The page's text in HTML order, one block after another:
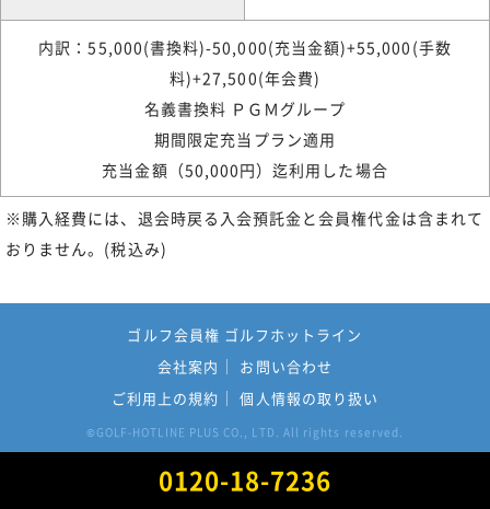
内訳：55,000(書換料)-50,000(充当金額)+55,000(手数
料)+27,500(年会費)
名義書換料 ＰＧＭグループ
期間限定充当プラン適用
充当金額（50,000円）迄利用した場合
※購入経費には、退会時戻る入会預託金と会員権代金は含まれて
おりません。(税込み)
ゴルフ会員権 ゴルフホットライン
会社案内
お問い合わせ
ご利用上の規約
個人情報の取り扱い
© GOLF-HOTLINE PLUS CO., LTD. All rights reserved.
0120-18-7236